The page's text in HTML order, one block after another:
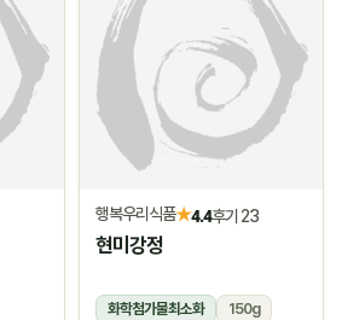
행복우리식품★4.4후기 23
현미강정
화학첨가물최소화
150g